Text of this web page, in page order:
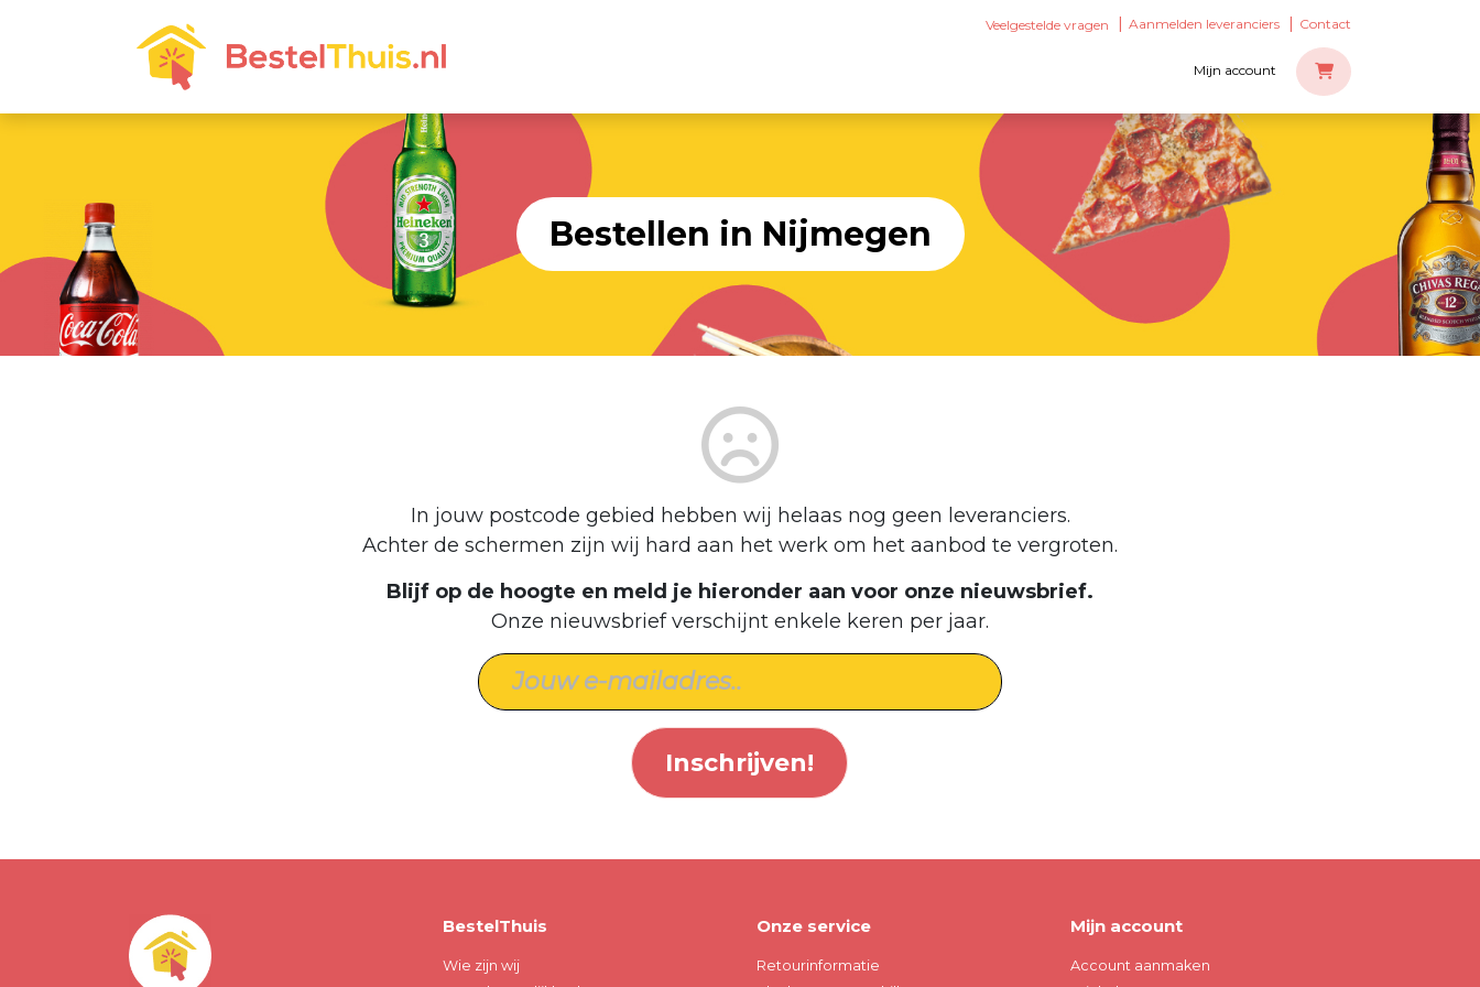
Veelgestelde vragen Aanmelden leveranciers Contact
Mijn account
Bestellen in Nijmegen
In jouw postcode gebied hebben wij helaas nog geen leveranciers.
Achter de schermen zijn wij hard aan het werk om het aanbod te vergroten.
Blijf op de hoogte en meld je hieronder aan voor onze nieuwsbrief.
Onze nieuwsbrief verschijnt enkele keren per jaar.
Inschrijven!
BestelThuis
Wie zijn wij
Onze service
Retourinformatie
Mijn account
Account aanmaken